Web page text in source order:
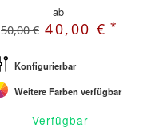
ab
50,00 € 40,00 €*
Konfigurierbar
Weitere Farben verfügbar
Verfügbar